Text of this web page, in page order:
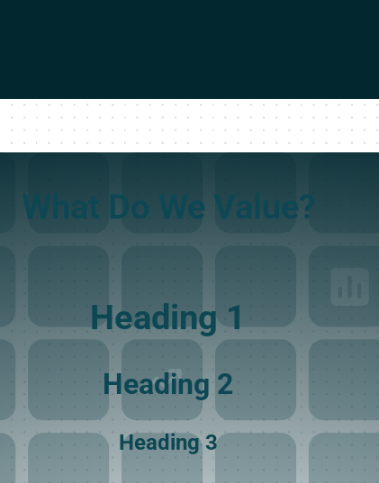
What Do We Value?
Heading 1
Heading 2
Heading 3